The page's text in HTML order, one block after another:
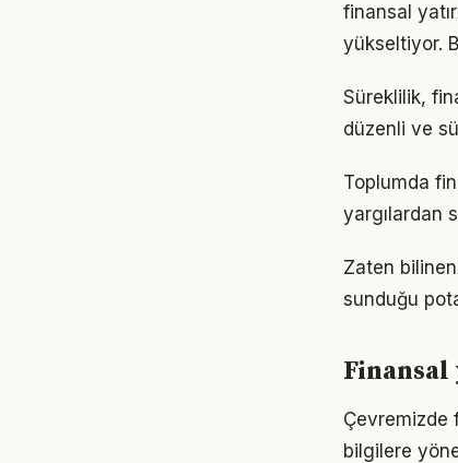
finansal
yükseltiyor.
Süreklilik,
düzenli ve
Toplumda
yargılardan
Zaten
sunduğu
Çevremizde
bilgilere